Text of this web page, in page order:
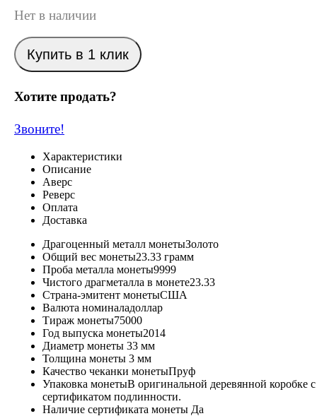
Нет в наличии
Купить в 1 клик
Хотите продать?
Звоните!
Характеристики
Описание
Аверс
Реверс
Оплата
Доставка
Драгоценный металл монетыЗолото
Общий вес монеты23.33 грамм
Проба металла монеты9999
Чистого драгметалла в монете23.33
Страна-эмитент монетыСША
Валюта номиналадоллар
Тираж монеты75000
Год выпуска монеты2014
Диаметр монеты 33 мм
Толщина монеты 3 мм
Качество чеканки монетыПруф
Упаковка монетыВ оригинальной деревянной коробке с
сертификатом подлинности.
Наличие сертификата монеты Да